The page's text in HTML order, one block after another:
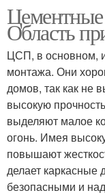
Цементные
Область
ЦСП, в основном,
монтажа. Они
домов, так как не
высокую
выделяют малое
огонь. Имея
повышают
делает
безопасными и